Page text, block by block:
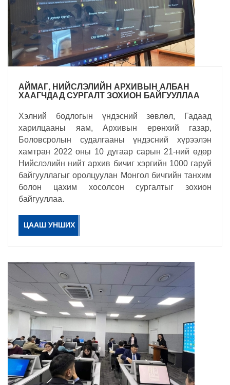
АЙМАГ, НИЙСЛЭЛИЙН АРХИВЫН АЛБАН
ХААГЧДАД СУРГАЛТ ЗОХИОН БАЙГУУЛЛАА
Хэлний бодлогын үндэсний зөвлөл, Гадаад
харилцааны яам, Архивын ерөнхий газар,
Боловсролын судалгааны үндэсний хүрээлэн
хамтран 2022 оны 10 дугаар сарын 21-ний өдөр
Нийслэлийн нийт архив бичиг хэргийн 1000 гаруй
байгууллагыг оролцуулан Монгол бичгийн танхим
болон цахим хосолсон сургалтыг зохион
байгууллаа.
ЦААШ УНШИХ